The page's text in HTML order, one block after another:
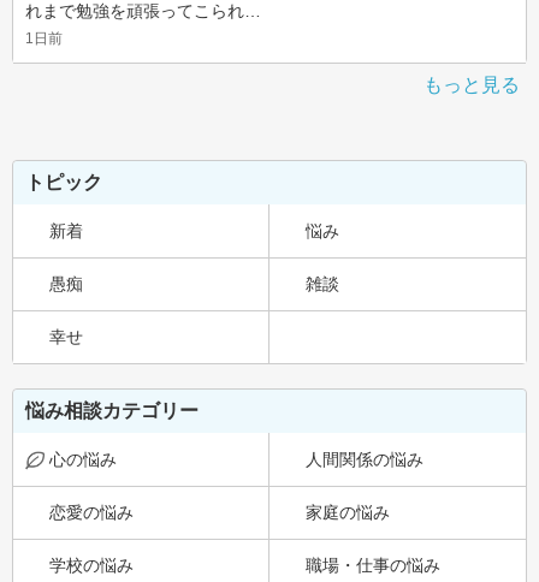
れまで勉強を頑張ってこられ…
1日前
もっと見る
トピック
新着 悩み
愚痴 雑談
幸せ
悩み相談カテゴリー
心の悩み 人間関係の悩み
恋愛の悩み 家庭の悩み
学校の悩み 職場・仕事の悩み